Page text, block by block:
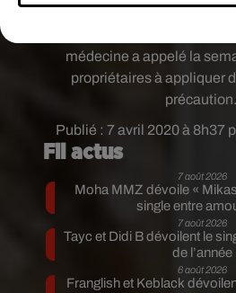
Publié : 7 avril 2020 à 8h37
médecine a appelé la
propriétaires à appliquer
précaution.
Fil actus
7 août 2026
Moha MMZ dévoile «
single entre
7 août 2026
Tayc et Didi B dévoilent le
de l’année
6 août 2026
Franglish et Keblack